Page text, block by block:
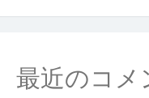
最近のコメ